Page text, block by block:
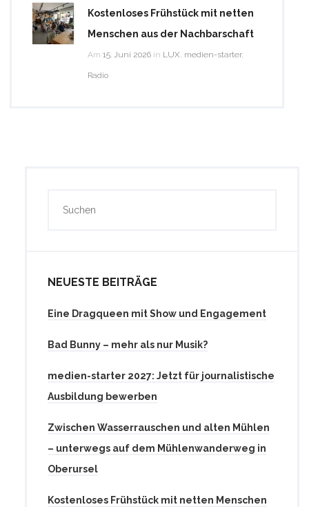
Kostenloses Frühstück mit netten
Menschen aus der Nachbarschaft
Am 15. Juni 2026 in LUX, medien-starter,
Radio
NEUESTE BEITRÄGE
Eine Dragqueen mit Show und Engagement
Bad Bunny – mehr als nur Musik?
medien-starter 2027: Jetzt für journalistische
Ausbildung bewerben
Zwischen Wasserrauschen und alten Mühlen
– unterwegs auf dem Mühlenwanderweg in
Oberursel
Kostenloses Frühstück mit netten Menschen